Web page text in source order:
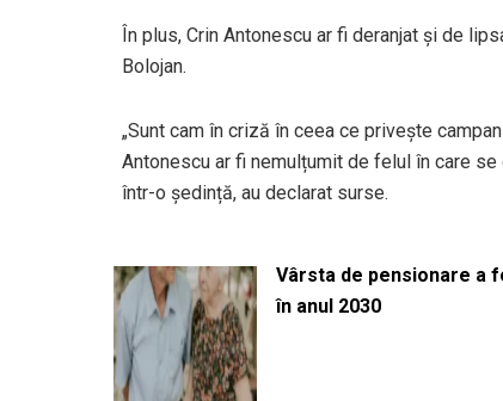
În plus, Crin Antonescu ar fi deranjat și de
Bolojan.
„Sunt cam în criză în ceea ce privește
Antonescu ar fi nemulțumit de felul în care
într-o ședință, au declarat surse.
Vârsta de pensionare a
în anul 2030